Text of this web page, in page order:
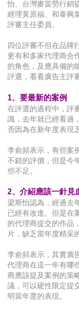
怡、台灣麥當勞行銷
經理黃原福、和泰興
評審主任委員。
四位評審不但在品牌
更有和多家代理商合
的角色，及應具備的
評選，看看廣告主評
1、要最新的案例
在評選的過程中，評
識，去年就已經看過
否因為在新年度表現
李俞頻表示，有些案
不錯的評價，但是今
些不足。
2、介紹應該一針見
梁斯怡認為，經過去
已經有改進。但是在
的代理商提交的作品
片，缺乏當年度精采
李俞頻表示，其實廣
代理商在這一年有哪
商應該提及案例的策
議，可以硬性限定提
明當年度的表現。